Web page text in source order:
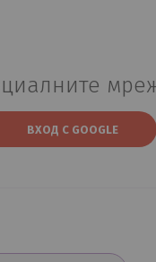
ВХОД С GOOGLE